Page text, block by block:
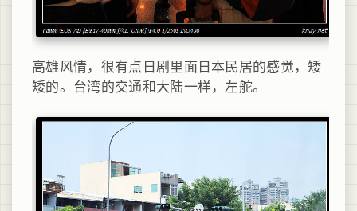
高雄风情，很有点日剧里面日本民居的感觉，矮
矮的。台湾的交通和大陆一样，左舵。